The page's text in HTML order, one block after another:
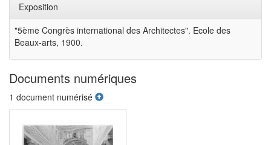
Exposition
"5ème Congrès international des Architectes". Ecole des
Beaux-arts, 1900.
Documents numériques
1 document numérisé